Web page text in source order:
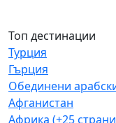
Топ дестинации
Турция
Гърция
Обединени
Афганистан
Африка (+25